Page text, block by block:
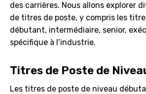
des carrières. Nous allons explorer
de titres de poste, y compris les
débutant, intermédiaire, senior,
spécifique à l’industrie.
Titres de Poste de
Les titres de poste de niveau